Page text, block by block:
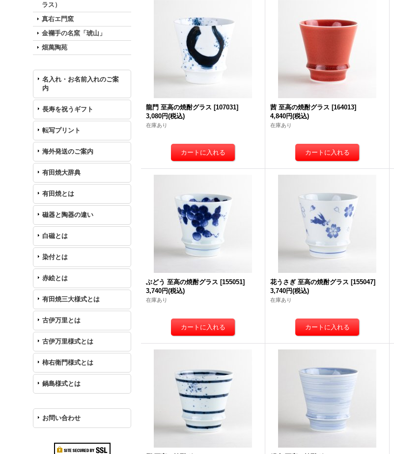
ラス）
真右エ門窯
金襴手の名窯「琥山」
畑萬陶苑
名入れ・お名前入れのご案
内
長寿を祝うギフト
転写プリント
海外発送のご案内
有田焼大辞典
有田焼とは
磁器と陶器の違い
白磁とは
染付とは
赤絵とは
有田焼三大様式とは
古伊万里とは
古伊万里様式とは
柿右衛門様式とは
鍋島様式とは
お問い合わせ
龍門 至高の焼酎グラス [107031]
3,080円(税込)
在庫あり
茜 至高の焼酎グラス [164013]
4,840円(税込)
在庫あり
ぶどう 至高の焼酎グラス [155051]
3,740円(税込)
在庫あり
花うさぎ 至高の焼酎グラス [155047]
3,740円(税込)
在庫あり